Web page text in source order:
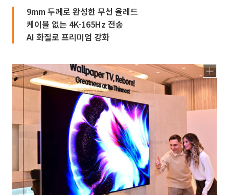
9mm 두께로 완성한 무선 올레드
케이블 없는 4K·165Hz 전송
AI 화질로 프리미엄 강화